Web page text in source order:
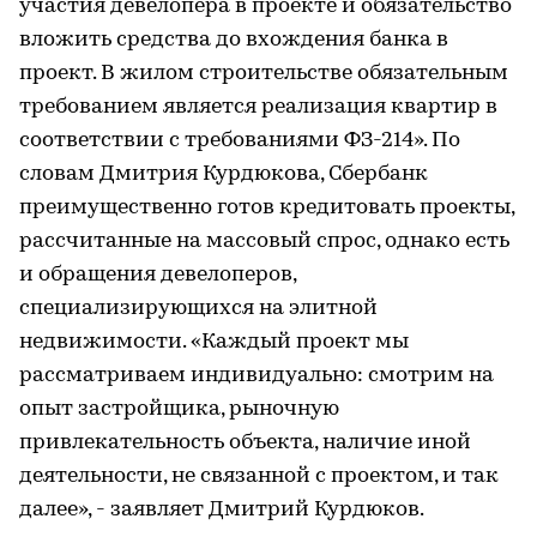
участия девелопера в проекте и обязательство
вложить средства до вхождения банка в
проект. В жилом строительстве обязательным
требованием является реализация квартир в
соответствии с требованиями ФЗ-214». По
словам Дмитрия Курдюкова, Сбербанк
преимущественно готов кредитовать проекты,
рассчитанные на массовый спрос, однако есть
и обращения девелоперов,
специализирующихся на элитной
недвижимости. «Каждый проект мы
рассматриваем индивидуально: смотрим на
опыт застройщика, рыночную
привлекательность объекта, наличие иной
деятельности, не связанной с проектом, и так
далее», - заявляет Дмитрий Курдюков.